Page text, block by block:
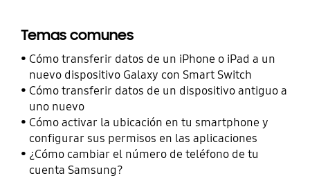
Temas comunes
Cómo transferir datos de un iPhone o iPad a un
nuevo dispositivo Galaxy con Smart Switch
Cómo transferir datos de un dispositivo antiguo a
uno nuevo
Cómo activar la ubicación en tu smartphone y
configurar sus permisos en las aplicaciones
¿Cómo cambiar el número de teléfono de tu
cuenta Samsung?